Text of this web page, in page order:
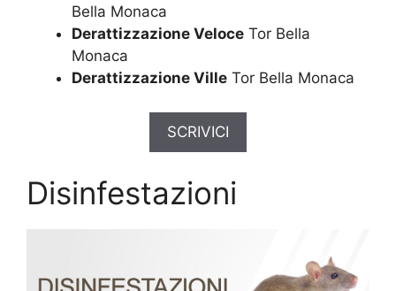
Bella Monaca
Derattizzazione Veloce Tor Bella
Monaca
Derattizzazione Ville Tor Bella Monaca
SCRIVICI
Disinfestazioni